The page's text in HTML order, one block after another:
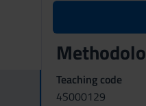
Teaching code
4S000129